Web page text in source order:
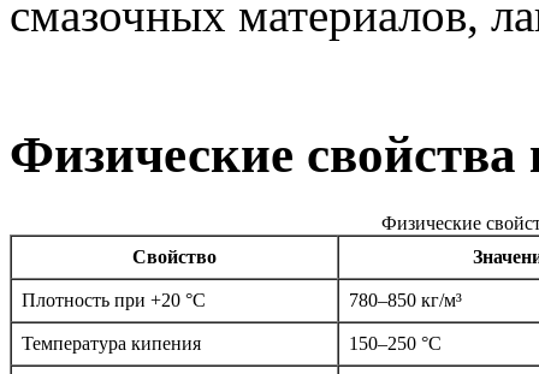
смазочных материалов,
Физические свойства
Физические
Свойство
Плотность при +20 °C 780–850 кг/м³
Температура кипения 150–250 °C